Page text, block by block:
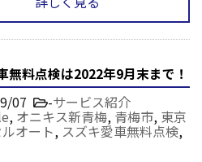
無料点検は2022年9月末まで！
07 -サービス紹介
, オニキス新青梅, 青梅市, 東京
オート, スズキ愛車無料点検,